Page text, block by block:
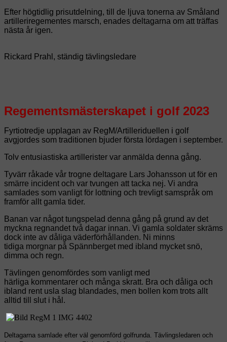
Efter högtidlig prisutdelning, till de ljuva tonerna av Småland
artilleriregementes marsch, enades deltagarna om att träffas
nästa år igen.
Rickard Prahl, ständig tävlingsledare
Regementsmästerskapet i golf 2023
Fyrtiotredje upplagan av RegM/Artilleriduellen i golf
avgjordes som traditionen bjuder första lördagen i september.
Tolv entusiastiska artillerister var anmälda denna gång.
Tyvärr råkade vår trogne deltagare Lars Johansson ut för en
smärre incident och var tvungen att tacka nej. Vi andra
samlades som vanligt för lottning och trevligt samspråk om
framför allt gamla tider.
Banan var något tungspelad denna gång på grund av det
myckna regnandet två dagar innan. Vi gamla soldater skräms
dock inte av dåliga väderförhållanden. Ni minns
tidiga morgnar på Spännberget med ibland mycket snö,
dimma och regn.
Tävlingen genomfördes som vanligt med
härliga kommentarer och många skratt. Bra och dåliga och
ibland rent usla slag blandades, men bollen kom trots allt
alltid till slut i hål.
Deltagarna samlade efter väl genomförd golfrunda. Tävlingsledaren och